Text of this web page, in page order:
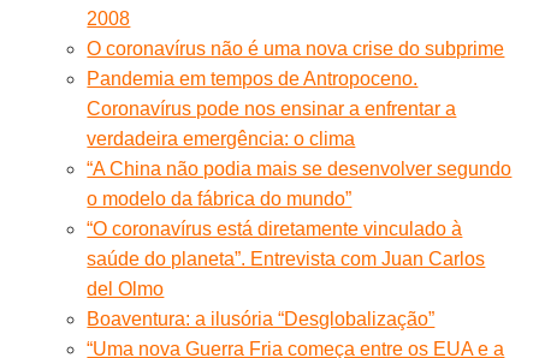
2008
O coronavírus não é uma nova crise do subprime
Pandemia em tempos de Antropoceno.
Coronavírus pode nos ensinar a enfrentar a
verdadeira emergência: o clima
“A China não podia mais se desenvolver segundo
o modelo da fábrica do mundo”
“O coronavírus está diretamente vinculado à
saúde do planeta”. Entrevista com Juan Carlos
del Olmo
Boaventura: a ilusória “Desglobalização”
“Uma nova Guerra Fria começa entre os EUA e a